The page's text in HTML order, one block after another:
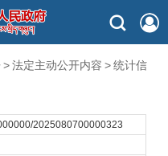
> 法定主动公开内容 > 统计信
2025080700000323